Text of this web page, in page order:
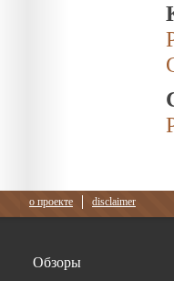
о проекте disclaimer
Обзоры